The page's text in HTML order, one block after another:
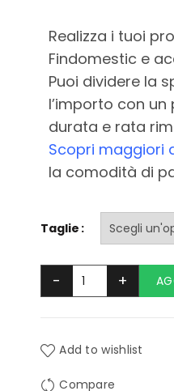
Realizza i tuoi
Findomestic e
Puoi dividere la
l’importo con
durata e rata
Scopri maggiori
la comodità di
Taglie
Add to wishlist
Compare